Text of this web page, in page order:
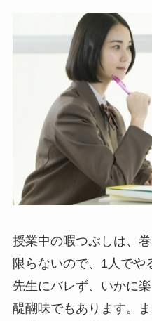
授業中の暇つぶしは、
限らないので、1人でや
先生にバレず、いかに
醍醐味でもあります。